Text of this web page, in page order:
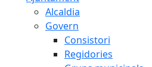
Alcaldia
Govern
Consistori
Regidories